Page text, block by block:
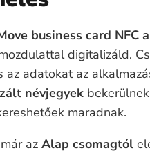
business card NFC
digitalizáld.
az adatokat az
névjegyek
maradnak.
az Alap csomagtól